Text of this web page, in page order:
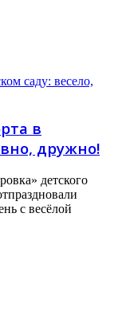
в
дружно!
детского
с весёлой